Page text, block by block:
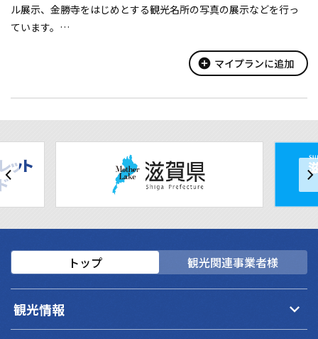
ル展示、金勝寺をはじめとする観光名所の写真の展示などを行っ
ています。
ント、地域ブランドなどの情報を幅広く発信しています。
add_circle マイプランに追加
トップ 観光関連事業者様
観光情報 keyboard_arrow_down